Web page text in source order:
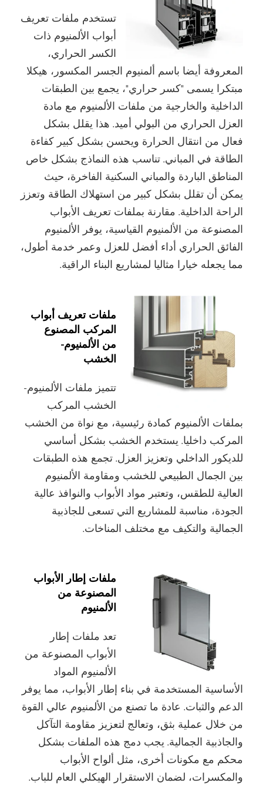
تستخدم ملفات تعريف
أبواب الألمنيوم ذات
الكسر الحراري،
المعروفة أيضا باسم ألمنيوم الجسر المكسور، هيكلا
مبتكرا يسمى "كسر حراري"، يجمع بين الطبقات
الداخلية والخارجية من ملفات الألمنيوم مع مادة
العزل الحراري من البولي أميد. هذا يقلل بشكل
فعال من انتقال الحرارة ويحسن بشكل كبير كفاءة
الطاقة في المباني. تناسب هذه النماذج بشكل خاص
المناطق الباردة والمباني السكنية الفاخرة، حيث
يمكن أن تقلل بشكل كبير من استهلاك الطاقة وتعزز
الراحة الداخلية. مقارنة بملفات تعريف الأبواب
المصنوعة من الألمنيوم القياسية، يوفر الألمنيوم
الفائق الحراري أداء أفضل للعزل وعمر خدمة أطول،
مما يجعله خيارا مثاليا لمشاريع البناء الراقية.
ملفات تعريف أبواب
المركب المصنوع
من الألمنيوم-
الخشب
تتميز ملفات الألمنيوم-
الخشب المركب
بملفات الألمنيوم كمادة رئيسية، مع نواة من الخشب
المركب داخليا. يستخدم الخشب بشكل أساسي
للديكور الداخلي وتعزيز العزل. تجمع هذه الطبقات
بين الجمال الطبيعي للخشب ومقاومة الألمنيوم
العالية للطقس، وتعتبر مواد الأبواب والنوافذ عالية
الجودة، مناسبة للمشاريع التي تسعى للجاذبية
الجمالية والتكيف مع مختلف المناخات.
ملفات إطار الأبواب
المصنوعة من
الألمنيوم
تعد ملفات إطار
الأبواب المصنوعة من
الألمنيوم المواد
الأساسية المستخدمة في بناء إطار الأبواب، مما يوفر
الدعم والثبات. عادة ما تصنع من الألمنيوم عالي القوة
من خلال عملية بثق، وتعالج لتعزيز مقاومة التآكل
والجاذبية الجمالية. يجب دمج هذه الملفات بشكل
محكم مع مكونات أخرى، مثل ألواح الأبواب
والمكسرات، لضمان الاستقرار الهيكلي العام للباب.